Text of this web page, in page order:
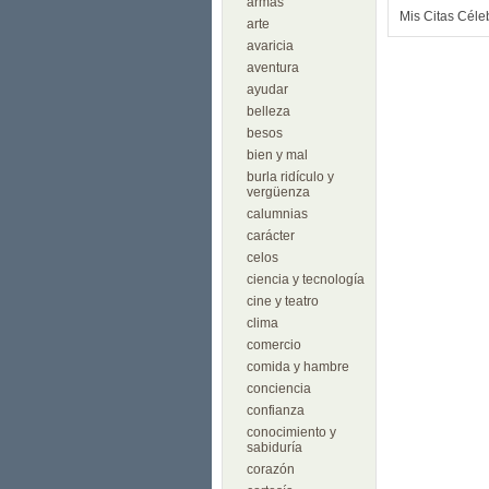
arte
avaricia
aventura
ayudar
belleza
besos
bien y mal
burla ridículo y
vergüenza
calumnias
carácter
celos
ciencia y tecnología
cine y teatro
clima
comercio
comida y hambre
conciencia
confianza
conocimiento y
sabiduría
corazón
Mis Citas